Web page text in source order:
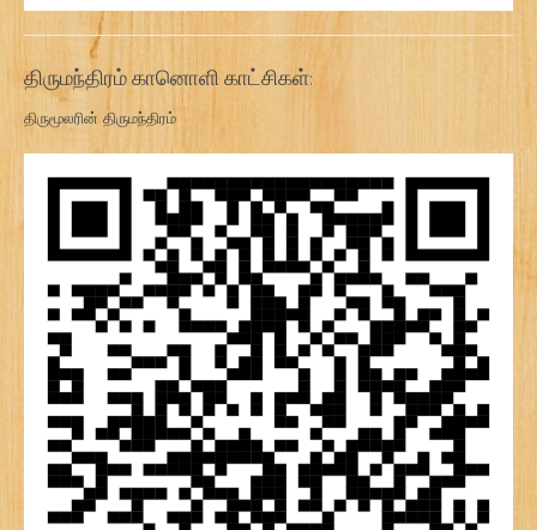
திருமந்திரம் கானொளி காட்சிகள்:
திருமூலரின் திருமந்திரம்